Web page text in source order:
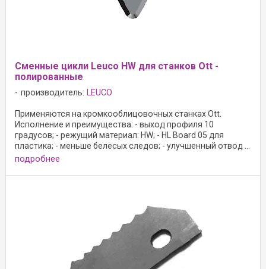
Сменные цикли Leuco HW для станков Ott -
полированные
производитель: LEUCO
Применяются на кромкооблицовочных станках Ott.
Исполнение и преимущества: - выход профиля 10
градусов; - режущий материал: HW; - HL Board 05 для
пластика; - меньше белесых следов; - улучшенный отвод ...
подробнее